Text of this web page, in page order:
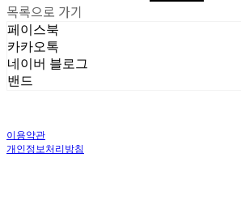
목록으로 가기
페이스북
카카오톡
네이버 블로그
밴드
이용약관
개인정보처리방침